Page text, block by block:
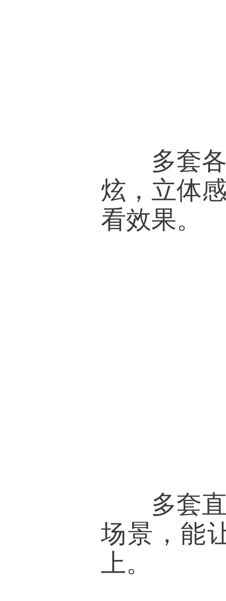
多套各
炫，立体
看效果。
多套直
场景，能
上。